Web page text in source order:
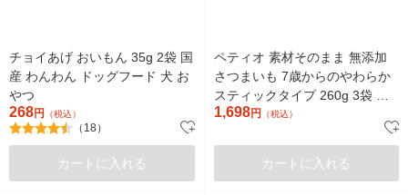
チョイあげ おいもん 35g 2袋 国
産 わんわん ドッグフード 犬 お
やつ
268円 （税込）
（18）
カートに入れる
ペティオ 素材そのまま 無添加
さつまいも 7歳からのやわらか
スティックタイプ 260g 3袋 犬
用 おやつ
1,698円 （税込）
カートに入れる